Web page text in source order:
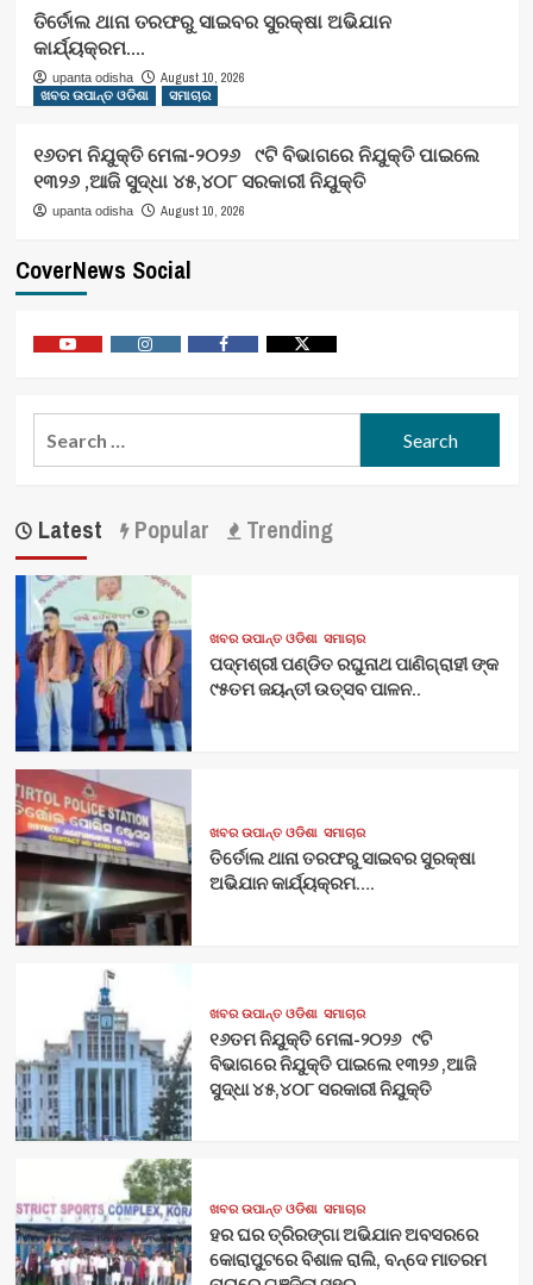
ତିର୍ତୋଲ ଥାନା ତରଫରୁ ସାଇବର ସୁରକ୍ଷା ଅଭିଯାନ
କାର୍ଯ୍ୟକ୍ରମ….
upanta odisha
August 10, 2026
ଖବର ଉପାନ୍ତ ଓଡିଶା
ସମାଚାର
୧୬ତମ ନିଯୁକ୍ତି ମେଳା-୨୦୨୬ ୯ଟି ବିଭାଗରେ ନିଯୁକ୍ତି ପାଇଲେ
୧୩୨୬ ,ଆଜି ସୁଦ୍ଧା ୪୫,୪୦୮ ସରକାରୀ ନିଯୁକ୍ତି
upanta odisha August 10, 2026
CoverNews Social
Latest Popular Trending
ଖବର ଉପାନ୍ତ ଓଡିଶା ସମାଚାର
ପଦ୍ମଶ୍ରୀ ପଣ୍ଡିତ ରଘୁନାଥ ପାଣିଗ୍ରାହୀ ଙ୍କ
୯୫ତମ ଜୟନ୍ତୀ ଉତ୍ସବ ପାଳନ..
ଖବର ଉପାନ୍ତ ଓଡିଶା ସମାଚାର
ତିର୍ତୋଲ ଥାନା ତରଫରୁ ସାଇବର ସୁରକ୍ଷା
ଅଭିଯାନ କାର୍ଯ୍ୟକ୍ରମ….
ଖବର ଉପାନ୍ତ ଓଡିଶା ସମାଚାର
୧୬ତମ ନିଯୁକ୍ତି ମେଳା-୨୦୨୬ ୯ଟି
ବିଭାଗରେ ନିଯୁକ୍ତି ପାଇଲେ ୧୩୨୬ ,ଆଜି
ସୁଦ୍ଧା ୪୫,୪୦୮ ସରକାରୀ ନିଯୁକ୍ତି
ଖବର ଉପାନ୍ତ ଓଡିଶା ସମାଚାର
ହର ଘର ତ୍ରିରଙ୍ଗା ଅଭିଯାନ ଅବସରରେ
କୋରାପୁଟରେ ବିଶାଳ ରାଲି, ବନ୍ଦେ ମାତରମ